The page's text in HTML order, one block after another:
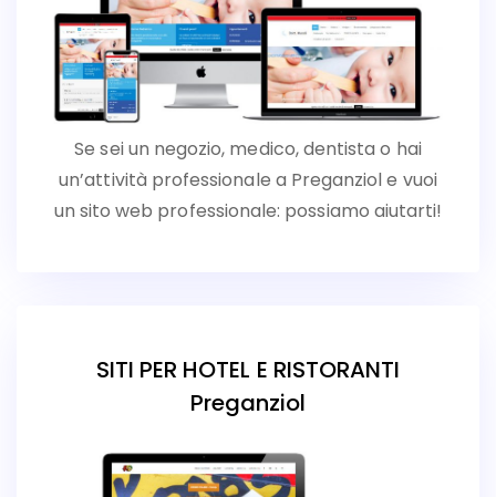
Se sei un negozio, medico, dentista o hai
un’attività professionale a Preganziol e vuoi
un sito web professionale: possiamo aiutarti!
SITI PER HOTEL E RISTORANTI
Preganziol